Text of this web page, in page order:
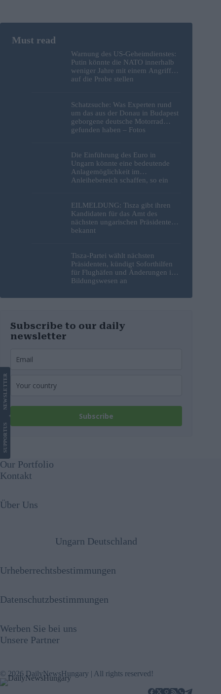
Warnung des US-Geheimdienstes:
Putin könnte die NATO innerhalb
weniger Jahre mit einem Angriff
auf die Probe stellen
Schatzsuche: Was Experten rund
um das aus der Donau in Budapest
geborgene deutsche Motorrad
gefunden haben – Fotos
Die Einführung des Euro in
Ungarn könnte eine bedeutende
Anlagemöglichkeit im
Anleihebereich schaffen, so ein
EILMELDUNG: Tisza gibt ihren
Kandidaten für das Amt des
nächsten ungarischen Präsidenten
bekannt
Tisza-Partei wählt nächsten
Präsidenten, kündigt Soforthilfen
für Flughäfen und Änderungen im
Bildungswesen an
Subscribe to our daily
newsletter
Subscribe
SUPPORT
US
NEWS
LETTER
Our Portfolio
Kontakt
Über Uns
Ungarn Deutschland
Urheberrechtsbestimmungen
Datenschutzbestimmungen
Werben Sie bei uns
Unsere Partner
© 2026 DailyNewsHungary | All rights reserved!